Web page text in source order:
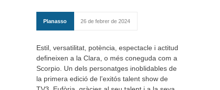
Planasso 26 de febrer de 2024
Estil, versatilitat, potència, espectacle i actitud
defineixen a la Clara, o més coneguda com a
Scorpio. Un dels personatges inoblidables de
la primera edició de l’exitós talent show de